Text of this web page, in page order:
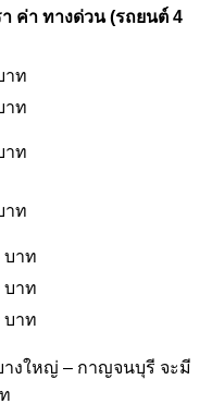
ค่า ทางด่วน (รถยนต์ 4
าท
าท
าท
าท
บาท
บาท
บาท
างใหญ่ – กาญจนบุรี จะมี